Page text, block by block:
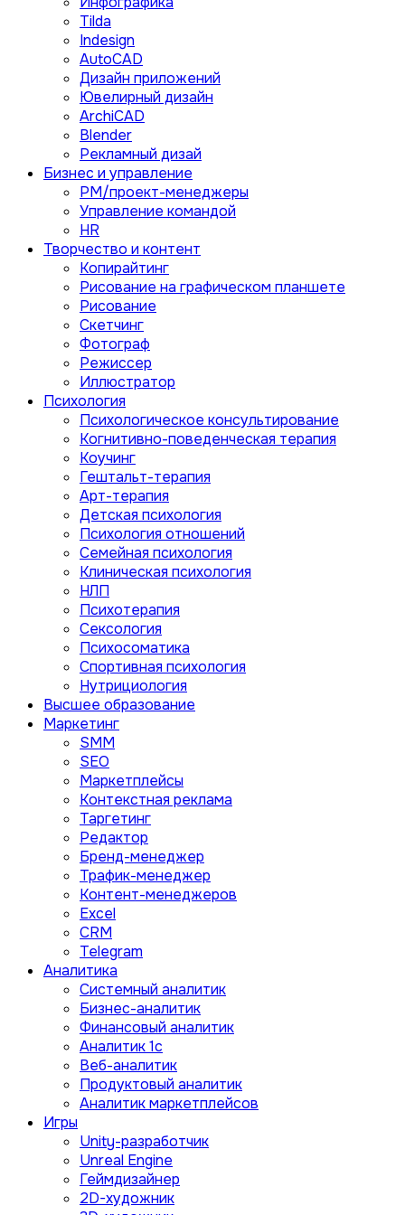
Tilda
Indesign
AutoCAD
Дизайн приложений
Ювелирный дизайн
ArchiCAD
Blender
Рекламный дизай
Бизнес и управление
PM/проект-менеджеры
Управление командой
HR
Творчество и контент
Копирайтинг
Рисование на графическом планшете
Рисование
Скетчинг
Фотограф
Режиссер
Иллюстратор
Психология
Психологическое консультирование
Когнитивно-поведенческая терапия
Коучинг
Гештальт-терапия
Арт-терапия
Детская психология
Психология отношений
Семейная психология
Клиническая психология
НЛП
Психотерапия
Сексология
Психосоматика
Спортивная психология
Нутрициология
Высшее образование
Маркетинг
SMM
SEO
Маркетплейсы
Контекстная реклама
Таргетинг
Редактор
Бренд-менеджер
Трафик-менеджер
Контент-менеджеров
Excel
CRM
Telegram
Аналитика
Системный аналитик
Бизнес-аналитик
Финансовый аналитик
Aналитик 1с
Веб-аналитик
Продуктовый аналитик
Аналитик маркетплейсов
Игры
Unity-разработчик
Unreal Engine
Геймдизайнер
2D-художник